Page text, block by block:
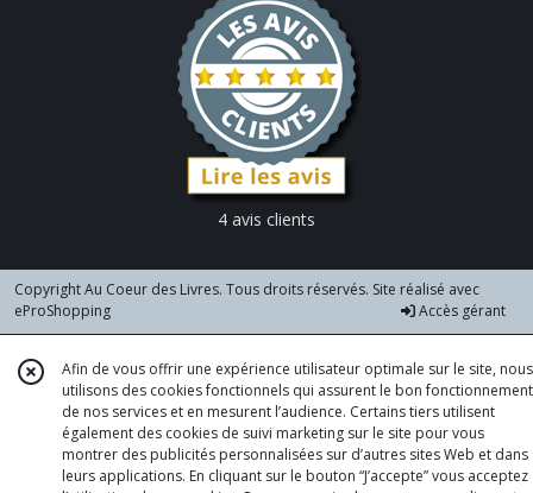
4 avis clients
Copyright Au Coeur des Livres. Tous droits réservés. Site réalisé avec
eProShopping
Accès gérant
Afin de vous offrir une expérience utilisateur optimale sur le site, nous
utilisons des cookies fonctionnels qui assurent le bon fonctionnement
de nos services et en mesurent l’audience. Certains tiers utilisent
également des cookies de suivi marketing sur le site pour vous
montrer des publicités personnalisées sur d’autres sites Web et dans
leurs applications. En cliquant sur le bouton “J’accepte” vous acceptez